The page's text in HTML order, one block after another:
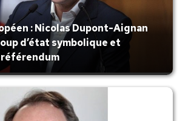
: Nicolas Dupont-Aignan
d’état symbolique et
référendum